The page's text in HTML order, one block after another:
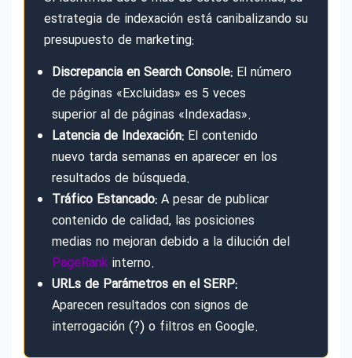
estrategia de indexación está canibalizando su
presupuesto de marketing:
Discrepancia en Search Console: El número
de páginas «Excluidas» es 5 veces
superior al de páginas «Indexadas».
Latencia de Indexación: El contenido
nuevo tarda semanas en aparecer en los
resultados de búsqueda.
Tráfico Estancado: A pesar de publicar
contenido de calidad, las posiciones
medias no mejoran debido a la dilución del
PageRankinterno.
URLs de Parámetros en el SERP:
Aparecen resultados con signos de
interrogación (?) o filtros en Google.